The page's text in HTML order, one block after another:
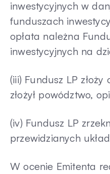
inwestycyjnych w
funduszach
opłata należna
inwestycyjnych na
(iii) Fundusz LP
złożył powództwo,
(iv) Fundusz LP
przewidzianych
W ocenie Emitenta